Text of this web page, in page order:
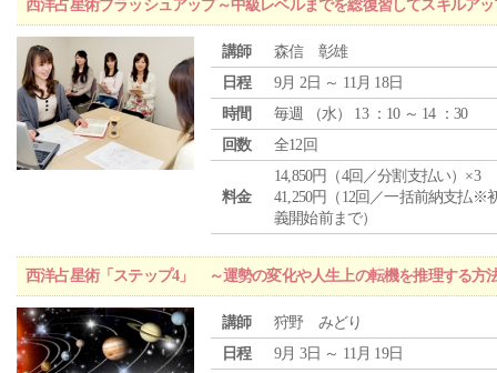
西洋占星術ブラッシュアップ～中級レベルまでを総復習してスキルア
講師
森信 彰雄
日程
9月 2日 ～ 11月 18日
時間
毎週 （水） 13 ：10 ～ 14 ：30
回数
全12回
料金
14,850円（4回／分割支払い）×3
41,250円（12回／一括前納支払※
義開始前まで）
西洋占星術「ステップ4」 ～運勢の変化や人生上の転機を推理する方
講師
狩野 みどり
日程
9月 3日 ～ 11月 19日